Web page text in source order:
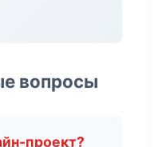
вопросы
проект?